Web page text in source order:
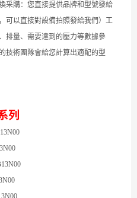
采購：您直接提供品牌和型號發給
可以直接對設備拍照發給我們）工
排量、需要達到的壓力等數據參
技術團隊會給您計算出適配的型
列